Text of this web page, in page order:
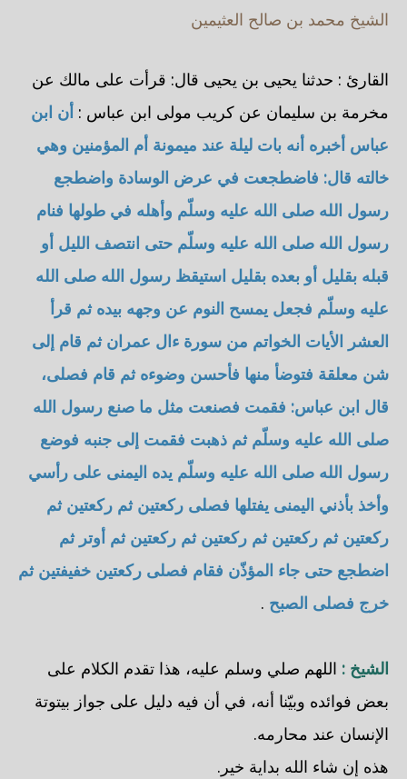
الشيخ محمد بن صالح العثيمين
القارئ : حدثنا يحيى بن يحيى قال: قرأت على مالك عن
مخرمة بن سليمان عن كريب مولى ابن عباس : أن ابن
عباس أخبره أنه بات ليلة عند ميمونة أم المؤمنين وهي
خالته قال: فاضطجعت في عرض الوسادة واضطجع
رسول الله صلى الله عليه وسلّم وأهله في طولها فنام
رسول الله صلى الله عليه وسلّم حتى انتصف الليل أو
قبله بقليل أو بعده بقليل استيقظ رسول الله صلى الله
عليه وسلّم فجعل يمسح النوم عن وجهه بيده ثم قرأ
العشر الأيات الخواتم من سورة ءال عمران ثم قام إلى
شن معلقة فتوضأ منها فأحسن وضوءه ثم قام فصلى،
قال ابن عباس: فقمت فصنعت مثل ما صنع رسول الله
صلى الله عليه وسلّم ثم ذهبت فقمت إلى جنبه فوضع
رسول الله صلى الله عليه وسلّم يده اليمنى على رأسي
وأخذ بأذني اليمنى يفتلها فصلى ركعتين ثم ركعتين ثم
ركعتين ثم ركعتين ثم ركعتين ثم ركعتين ثم أوتر ثم
اضطجع حتى جاء المؤذّن فقام فصلى ركعتين خفيفتين ثم
خرج فصلى الصبح .
الشيخ : اللهم صلي وسلم عليه، هذا تقدم الكلام على
بعض فوائده وبيّنا أنه، في أن فيه دليل على جواز بيتوتة
الإنسان عند محارمه.
هذه إن شاء الله بداية خير.